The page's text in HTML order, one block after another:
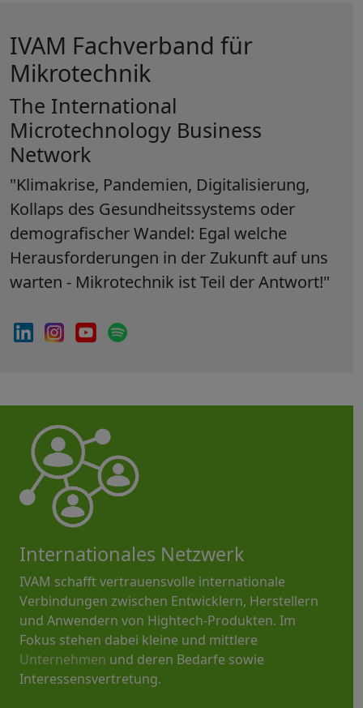
IVAM Fachverband für
Mikrotechnik
The International
Microtechnology Business
Network
"Klimakrise, Pandemien, Digitalisierung,
Kollaps des Gesundheitssystems oder
demografischer Wandel: Egal welche
Herausforderungen in der Zukunft auf uns
warten - Mikrotechnik ist Teil der Antwort!"
Internationales Netzwerk
IVAM schafft vertrauensvolle internationale
Verbindungen zwischen Entwicklern, Herstellern
und Anwendern von Hightech-Produkten. Im
Fokus stehen dabei kleine und mittlere
Unternehmen und deren Bedarfe sowie
Interessensvertretung.